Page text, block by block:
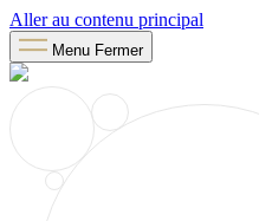
Aller au contenu principal
Menu Fermer